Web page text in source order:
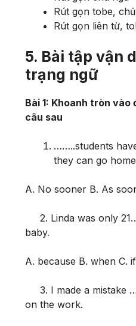
Rút gọn tobe,
Rút gọn liên từ,
5. Bài tập vận
trạng ngữ
Bài 1: Khoanh tròn
câu sau
……..students
they can go
A. No sooner B. As
2. Linda was only
baby.
A. because B. when C.
3. I made a mistake
on the work.